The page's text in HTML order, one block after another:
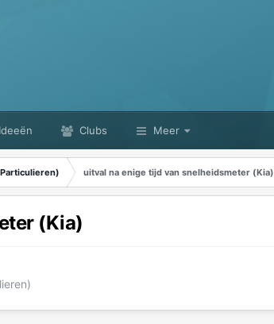
Ideeën Clubs Meer
uitval na enige tijd van snelheidsmeter (Kia)
(Kia)